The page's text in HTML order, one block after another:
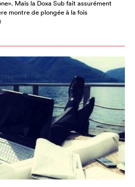
Mais la Doxa Sub fait assurément
montre de plongée à la fois